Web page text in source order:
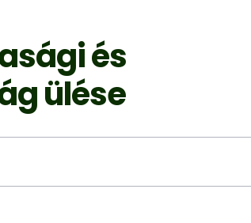
és
ülése